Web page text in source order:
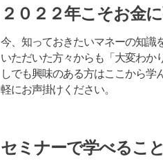
２０２２年こそお金
今、知っておきたいマネーの知識
いただいた方々からも「大変わか
しでも興味のある方はここから学
軽にお声掛けください。
セミナーで学べること